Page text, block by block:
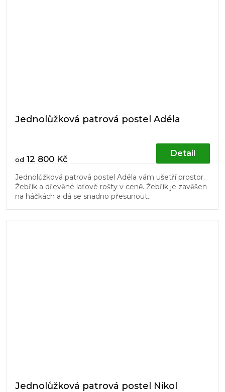
Jednolůžková patrová postel Adéla
od 12 800 Kč
Detail
Jednolůžková patrová postel Adéla vám ušetří prostor.
Žebřík a dřevěné laťové rošty v ceně. Žebřík je zavěšen
na háčkách a dá se snadno přesunout..
Jednolůžková patrová postel Nikol